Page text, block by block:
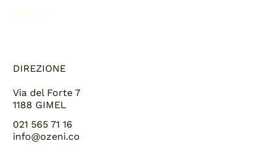
DIREZIONE
Via del Forte 7
1188 GIMEL
021 565 71 16
info@ozeni.co